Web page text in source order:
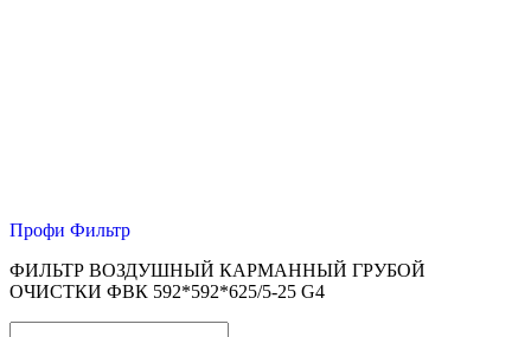
Профи Фильтр
ФИЛЬТР ВОЗДУШНЫЙ КАРМАННЫЙ ГРУБОЙ
ОЧИСТКИ ФВК 592*592*625/5-25 G4